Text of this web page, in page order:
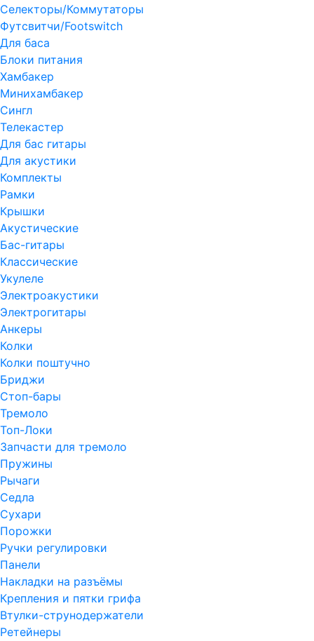
Селекторы/Коммутаторы
Футсвитчи/Footswitch
Для баса
Блоки питания
Хамбакер
Минихамбакер
Сингл
Телекастер
Для бас гитары
Для акустики
Комплекты
Рамки
Крышки
Акустические
Бас-гитары
Классические
Укулеле
Электроакустики
Электрогитары
Анкеры
Колки
Колки поштучно
Бриджи
Стоп-бары
Тремоло
Топ-Локи
Запчасти для тремоло
Пружины
Рычаги
Седла
Сухари
Порожки
Ручки регулировки
Панели
Накладки на разъёмы
Крепления и пятки грифа
Втулки-струнодержатели
Ретейнеры